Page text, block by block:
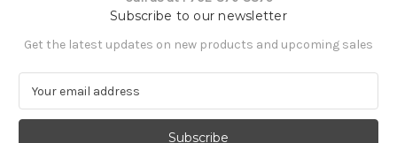
Subscribe to our newsletter
Get the latest updates on new products and upcoming sales
a